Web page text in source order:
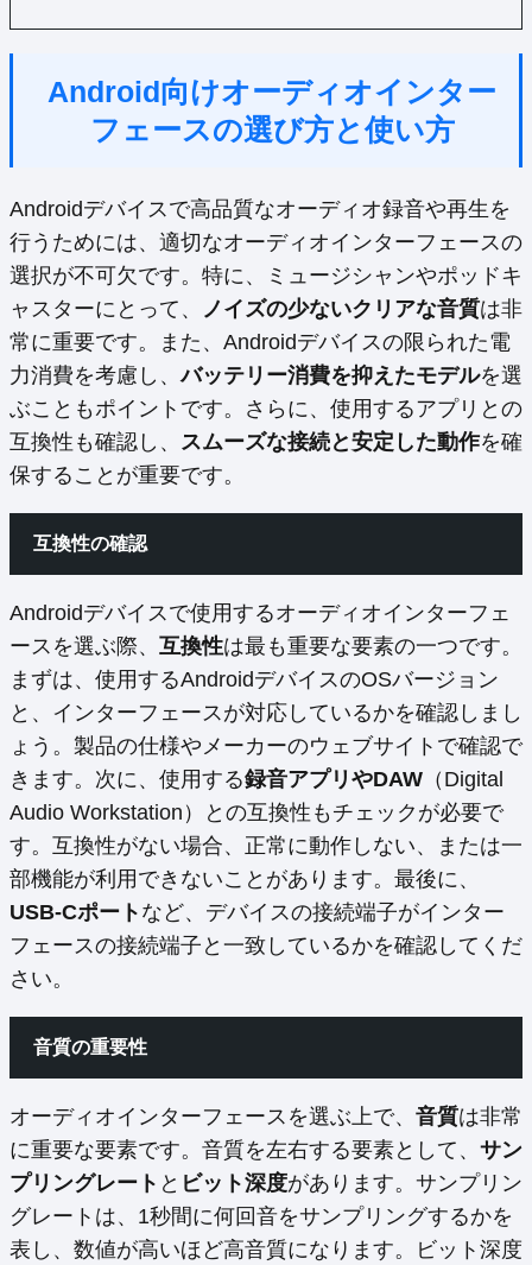
Android向けオーディオインター
フェースの選び方と使い方
Androidデバイスで高品質なオーディオ録音や再生を
行うためには、適切なオーディオインターフェースの
選択が不可欠です。特に、ミュージシャンやポッドキ
ャスターにとって、 ノイズの少ないクリアな音質は非
常に重要です。また、Androidデバイスの限られた電
力消費を考慮し、バッテリー消費を抑えたモデルを選
ぶこともポイントです。さらに、使用するアプリとの
互換性も確認し、 スムーズな接続と安定した動作を確
保することが重要です。
互換性の確認
Androidデバイスで使用するオーディオインターフェ
ースを選ぶ際、 互換性は最も重要な要素の一つです。
まずは、使用するAndroidデバイスのOSバージョン
と、インターフェースが対応しているかを確認しまし
ょう。製品の仕様やメーカーのウェブサイトで確認で
きます。次に、使用する録音アプリやDAW （Digital
Audio Workstation）との互換性もチェックが必要で
す。互換性がない場合、正常に動作しない、または一
部機能が利用できないことがあります。最後に、
USB-Cポート など、デバイスの接続端子がインター
フェースの接続端子と一致しているかを確認してくだ
さい。
音質の重要性
オーディオインターフェースを選ぶ上で、 音質は非常
に重要な要素です。音質を左右する要素として、 サン
プリングレート と ビット深度があります。サンプリン
グレートは、1秒間に何回音をサンプリングするかを
表し、数値が高いほど高音質になります。ビット深度